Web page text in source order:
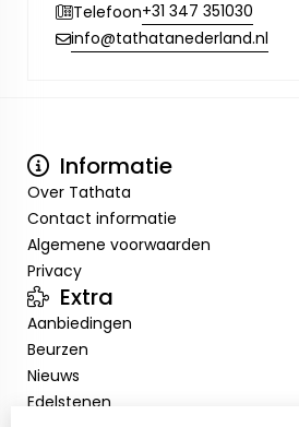
Telefoon+31 347 351030
info@tathatanederland.nl
Informatie
Over Tathata
Contact informatie
Algemene voorwaarden
Privacy
Extra
Aanbiedingen
Beurzen
Nieuws
Edelstenen